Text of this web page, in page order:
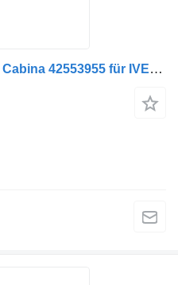
Reostat Ventilator Încălzitor Cabina 42553955 für IVECO 15078 5546 LKW